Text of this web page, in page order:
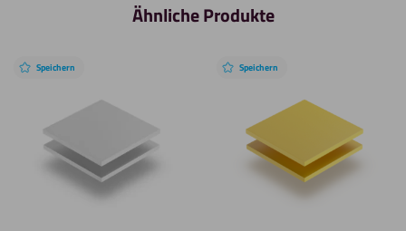
Ähnliche Produkte
Speichern Speichern